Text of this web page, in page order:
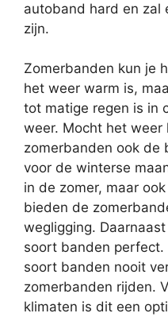
autoband hard en zal
zijn.
Zomerbanden kun je
het weer warm is,
tot matige regen is in
weer. Mocht het weer
zomerbanden ook de
voor de winterse
in de zomer, maar
bieden de
wegligging.
soort banden perfect.
soort banden nooit
zomerbanden rijden.
klimaten is dit een